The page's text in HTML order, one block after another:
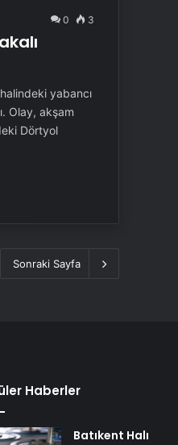
0 3
yabancı
Olay, akşam
Dörtyol
Sonraki Sayfa
Haberler
Batıkent Halı